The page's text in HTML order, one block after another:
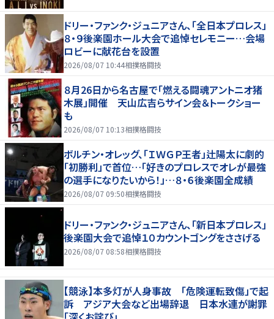
ドリー・ファンク・ジュニアさん、「全日本プロレス」
８・９後楽園ホール大会で追悼セレモニー…会場
ロビーに献花台を設置
2026/08/07 10:44相撲格闘技
８月26日から名古屋で「燃える闘魂アントニオ猪
木展」開催 天山広吉らサイン会＆トークショー
も
2026/08/07 10:13相撲格闘技
ボルチン・オレッグ、「ＩＷＧＰ王者」辻陽太に劇的
「初勝利」で首位…「好きのプロレスでオレが最強
の選手になりたいから！」…８・６後楽園全成績
2026/08/07 09:50相撲格闘技
ドリー・ファンク・ジュニアさん、「新日本プロレス」
後楽園大会で追悼１０カウントゴングをささげる
2026/08/07 08:58相撲格闘技
【競泳】本多灯が人身事故 「危険運転致傷」で起
訴 アジア大会など出場辞退 日本水連が謝罪